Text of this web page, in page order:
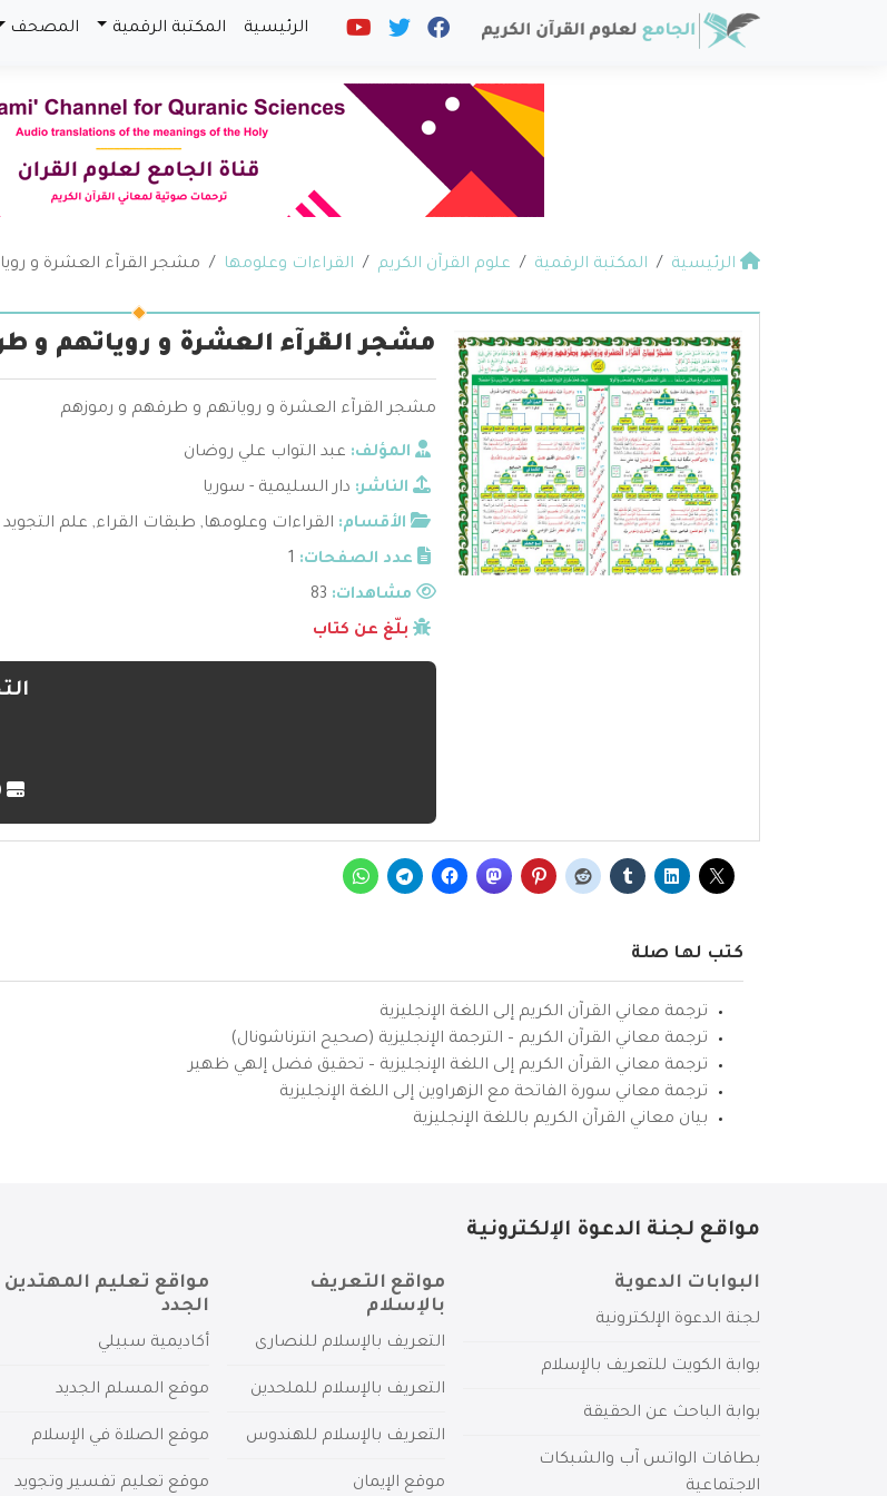
الرئيسية المكتبة الرقمية المصحف
الرئيسية المكتبة الرقمية علوم القرآن الكريم القراءات وعلومها مشجر القرآء العشرة و
مشجر القرآء العشرة و روياتهم و
مشجر القرآء العشرة و روياتهم و طرقهم و رموزهم
المؤلف: عبد التواب علي روضان
الناشر: دار السليمية - سوريا
الأقسام: القراءات وعلومها, طبقات القراء, علم التجويد
عدد الصفحات: 1
مشاهدات:
بلّغ عن كتاب
كتب لها صلة
ترجمة معاني القرآن الكريم إلى اللغة الإنجليزية
ترجمة معاني القرآن الكريم – الترجمة الإنجليزية (صحيح انترناشونال)
ترجمة معاني القرآن الكريم إلى اللغة الإنجليزية – تحقيق فضل إلهي ظهير
ترجمة معاني سورة الفاتحة مع الزهراوين إلى اللغة الإنجليزية
بيان معاني القرآن الكريم باللغة الإنجليزية
مواقع لجنة الدعوة الإلكترونية
البوابات الدعوية
لجنة الدعوة الإلكترونية
بوابة الكويت للتعريف بالإسلام
بوابة الباحث عن الحقيقة
بطاقات الواتس آب والشبكات
الاجتماعية
مواقع التعريف
بالإسلام
التعريف بالإسلام للنصارى
التعريف بالإسلام للملحدين
التعريف بالإسلام للهندوس
موقع الإيمان
مواقع تعليم المهتدين
الجدد
أكاديمية سبيلي
موقع المسلم الجديد
موقع الصلاة في الإسلام
موقع تعليم تفسير وتجويد